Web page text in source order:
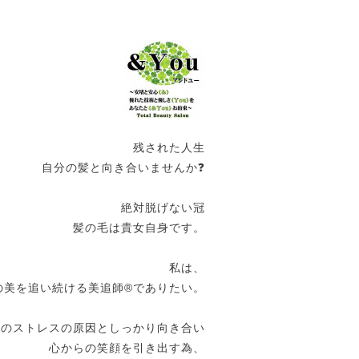
残された人生
自分の髪と向き合いませんか❓
絶対脱げない冠
髪の毛は貴女自身です。
私は、
美を追い続ける美追師®️でありたい。
ストレスの原因としっかり向き合い
心からの笑顔を引き出す為、